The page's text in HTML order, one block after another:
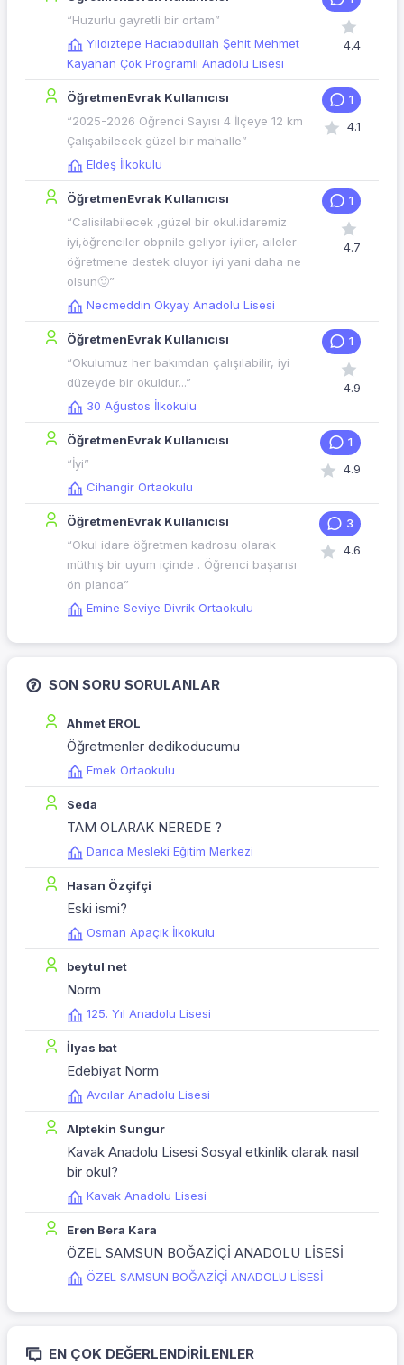
“Huzurlu gayretli bir ortam”
Yıldıztepe Hacıabdullah Şehit Mehmet
Kayahan Çok Programlı Anadolu Lisesi
4.4
ÖğretmenEvrak Kullanıcısı
“2025-2026 Öğrenci Sayısı 4 İlçeye 12 km
Çalışabilecek güzel bir mahalle”
Eldeş İlkokulu
1
4.1
ÖğretmenEvrak Kullanıcısı
“Calisilabilecek ,güzel bir okul.idaremiz
iyi,öğrenciler obpnile geliyor iyiler, aileler
öğretmene destek oluyor iyi yani daha ne
olsun🙂”
Necmeddin Okyay Anadolu Lisesi
1
4.7
ÖğretmenEvrak Kullanıcısı
“Okulumuz her bakımdan çalışılabilir, iyi
düzeyde bir okuldur...”
30 Ağustos İlkokulu
1
4.9
ÖğretmenEvrak Kullanıcısı
“İyi”
Cihangir Ortaokulu
1
4.9
ÖğretmenEvrak Kullanıcısı
“Okul idare öğretmen kadrosu olarak
müthiş bir uyum içinde . Öğrenci başarısı
ön planda”
Emine Seviye Divrik Ortaokulu
3
4.6
SON SORU SORULANLAR
Ahmet EROL
Öğretmenler dedikoducumu
Emek Ortaokulu
Seda
TAM OLARAK NEREDE ?
Darıca Mesleki Eğitim Merkezi
Hasan Özçifçi
Eski ismi?
Osman Apaçık İlkokulu
beytul net
Norm
125. Yıl Anadolu Lisesi
İlyas bat
Edebiyat Norm
Avcılar Anadolu Lisesi
Alptekin Sungur
Kavak Anadolu Lisesi Sosyal etkinlik olarak nasıl
bir okul?
Kavak Anadolu Lisesi
Eren Bera Kara
ÖZEL SAMSUN BOĞAZİÇİ ANADOLU LİSESİ
ÖZEL SAMSUN BOĞAZİÇİ ANADOLU LİSESİ
EN ÇOK DEĞERLENDIRILENLER